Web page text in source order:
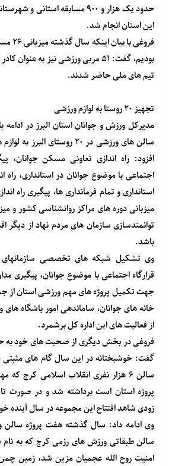
حدود یک هزار و ۹۰۰ مسابقه
این استان انجام شد.
فروغی
بودیم، گفت: ۵۱ مربی ورزشی نیز به
تیم های ملی حاضر شدند.
تجهیز ۲۰ روستا به لوازم ورزشی
مدیرکل ورزش و جوانان استان البرز در ادامه
سالن های ورزشی در ۲۰ روستای
افزود: راه اندازی تعاونی مسکن جوانان،
اجتماعی با موضوع جوانان در استانداری، راه
استانداری و تمام فرمانداری ها، پیگیری راه
میزبانی دوره های مراکز روانشناسی کشور و
توانمندسازی سازمان های مردم نهاد از
باشد.
وی تشکیل شبکه های تخصصی سازمانهای
قرارگاه اجتماعی با موضوع جوانان، پیگیری
خانه های جوانان، ساماندهی امور باشگاه
از فعالیت های این اداره کل برشمرد.
فروغی در بخش دیگری از صحبت های خود به
گفت: خوشبختانه در این سال گام های مثبتی
سالن ۶ هزار نفری انقلاب اسلامی کرج
پروژه استان است برداشته شد و در صورت
زودی شاهد افتتاح این مجموعه در سال آینده
وی ادامه داد: سال گذشته هفت پروژه سالن
سالن طبقاتی ورزش های رزمی کرج که به نام
امنیت روح الله عجمیان مزین شد، زمین